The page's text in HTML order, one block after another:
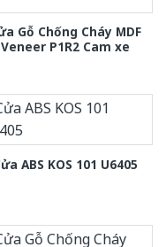
Gỗ Chống Cháy MDF
Veneer P1R2 Cam xe
ABS KOS 101 U6405